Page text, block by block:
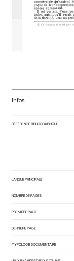
Infos
RÉFÉRENCE BIBLIOGRAPHIQUE
LANGUE PRINCIPALE
NOMBRE DE PAGES
PREMIÈRE PAGE
DERNIÈRE PAGE
TYPOLOGIE DOCUMENTAIRE